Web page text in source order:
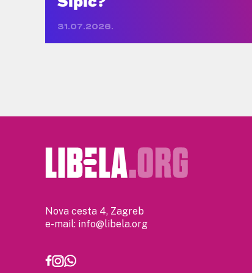
31.07.2026.
Nova cesta 4, Zagreb
e-mail: info@libela.org